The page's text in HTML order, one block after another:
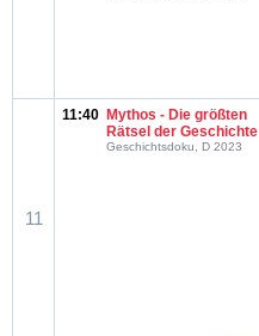
11
11:40 Mythos - Die größten
Rätsel der Geschichte
Geschichtsdoku, D 2023